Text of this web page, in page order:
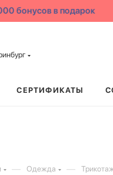
в подарок
СЕРТИФИКАТЫ
— Одежда —